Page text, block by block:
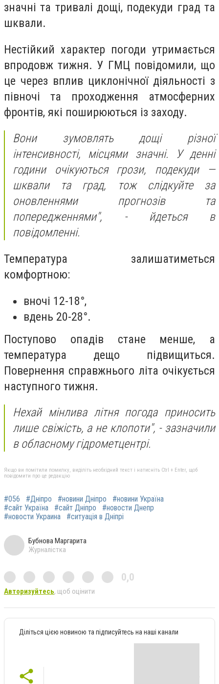
значні та тривалі дощі, подекуди град та
шквали.
Нестійкий характер погоди утримається
впродовж тижня. У ГМЦ повідомили, що
це через вплив циклонічної діяльності з
півночі та проходження атмосферних
фронтів, які поширюються із заходу.
Вони зумовлять дощі різної
інтенсивності, місцями значні. У денні
години очікуються грози, подекуди —
шквали та град, тож слідкуйте за
оновленнями прогнозів та
попередженнями", - йдеться в
повідомленні.
Температура залишатиметься
комфортною:
вночі 12-18°,
вдень 20-28°.
Поступово опадів стане менше, а
температура дещо підвищиться.
Повернення справжнього літа очікується
наступного тижня.
Нехай мінлива літня погода приносить
лише свіжість, а не клопоти", - зазначили
в обласному гідрометцентрі.
Якщо ви помітили помилку, виділіть необхідний текст і натисніть Ctrl + Enter, щоб
повідомити про це редакцію
#056 #Дніпро #новини Дніпро
#новини Україна
#сайт Україна
#сайт Дніпро
#новости Днепр
#новости Украина
#ситуація в Дніпрі
Бубнова Маргарита
Журналістка
0,0
Авторизуйтесь, щоб оцінити
Діліться цією новиною та підписуйтесь на наші канали